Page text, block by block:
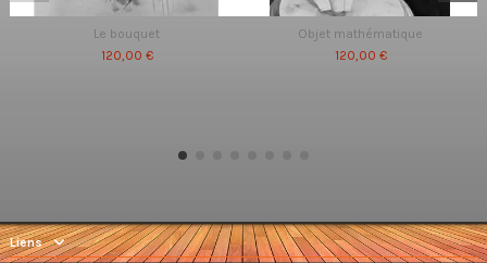
Le bouquet
120,00 €
Objet mathématique
120,00 €
Liens